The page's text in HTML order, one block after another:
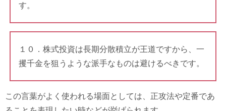
す。
１０．株式投資は長期分散積立が王道ですから、一
攫千金を狙うような派手なものは避けるべきです。
この言葉がよく使われる場面としては、正攻法や定番であ